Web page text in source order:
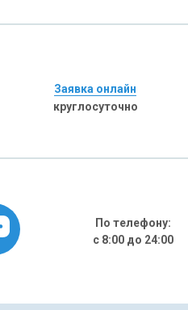
Заявка онлайн
круглосуточно
По телефону:
с 8:00 до 24:00